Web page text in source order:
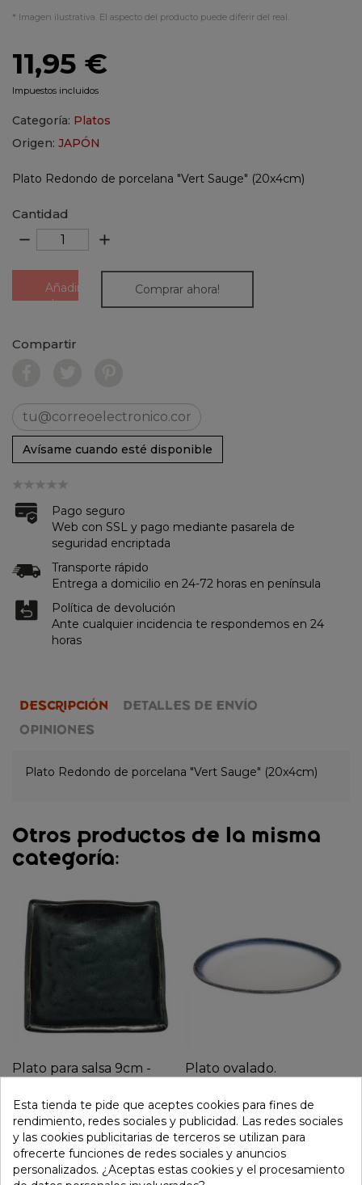
* Imagen ilustrativa. El aspecto del producto puede diferir del real.
11,95 €
Impuestos incluidos
Categoría: Platos
Origen: JAPÓN
Plato Redondo de porcelana "Vert Sauge" (20x4cm)
Cantidad
remove add
Añadir
al
Comprar ahora!
Compartir
Avísame cuando esté disponible
Pago seguro
Web con SSL y pago mediante pasarela de
seguridad encriptada
Transporte rápido
Entrega a domicilio en 24-72 horas en península
Política de devolución
Ante cualquier incidencia te respondemos en 24
horas
DESCRIPCIÓN
DETALLES DE ENVÍO
OPINIONES
Plato Redondo de porcelana "Vert Sauge" (20x4cm)
Otros productos de la misma
categoría:
Plato para salsa 9cm -
4,95 €
Plato ovalado.
blanco".
36,95 €
Esta tienda te pide que aceptes cookies para fines de
rendimiento, redes sociales y publicidad. Las redes sociales
y las cookies publicitarias de terceros se utilizan para
ofrecerte funciones de redes sociales y anuncios
personalizados. ¿Aceptas estas cookies y el procesamiento